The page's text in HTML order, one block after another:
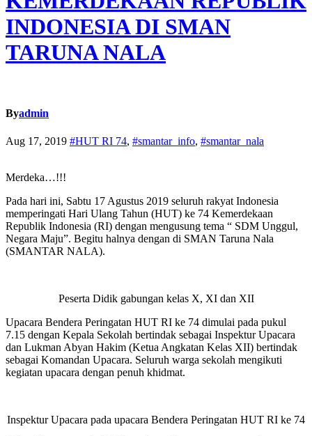
INDONESIA DI SMAN
TARUNA NALA
Byadmin
Aug 17, 2019 #HUT RI 74, #smantar_info, #smantar_nala
Merdeka…!!!
Pada hari ini, Sabtu 17 Agustus 2019 seluruh rakyat Indonesia
memperingati Hari Ulang Tahun (HUT) ke 74 Kemerdekaan
Republik Indonesia (RI) dengan mengusung tema “ SDM Unggul,
Negara Maju”. Begitu halnya dengan di SMAN Taruna Nala
(SMANTAR NALA).
Peserta Didik gabungan kelas X, XI dan XII
Upacara Bendera Peringatan HUT RI ke 74 dimulai pada pukul
7.15 dengan Kepala Sekolah bertindak sebagai Inspektur Upacara
dan Lukman Abyan Hakim (Ketua Angkatan Kelas XII) bertindak
sebagai Komandan Upacara. Seluruh warga sekolah mengikuti
kegiatan upacara dengan penuh khidmat.
Inspektur Upacara pada upacara Bendera Peringatan HUT RI ke 74